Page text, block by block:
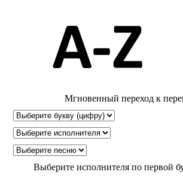
Мгновенный переход к
Выберите исполнителя по первой